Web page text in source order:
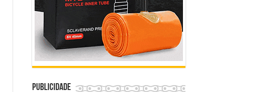
Publicidade